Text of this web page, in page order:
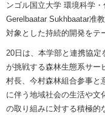
ンゴル国立大学 環境科学
Gerelbaatar Sukhbaatar准
対象とした持続的開発をテ
20日は、本学部と連携協
が挑戦する森林生態系サー
村長、今村森林組合参事と
に伴う地域社会の生活や文
の取り組みに対する積極的